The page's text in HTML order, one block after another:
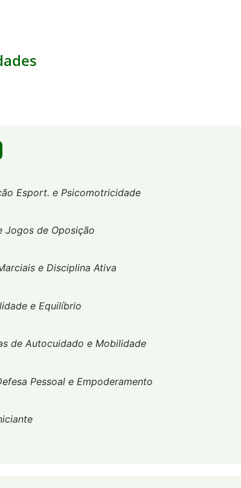
Esport. e Psicomotricidade
Jogos de Oposição
e Disciplina Ativa
e Equilíbrio
de Autocuidado e Mobilidade
Pessoal e Empoderamento